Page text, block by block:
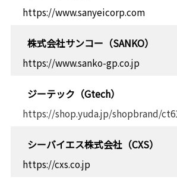
https://www.sanyeicorp.com
株式会社サンコー（SANKO）
https://www.sanko-gp.co.jp
ジーテック（Gtech）
https://shop.yuda.jp/shopbrand/
シーバイエス株式会社（CXS）
https://cxs.co.jp